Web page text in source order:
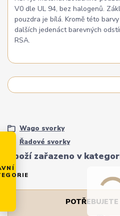
V0 dle UL 94, bez halogenů.
pouzdra je bílá. Kromě této
dalších jedenáct barevných
RSA.
Zboží zařazeno v
Wago svorky
Řadové svorky